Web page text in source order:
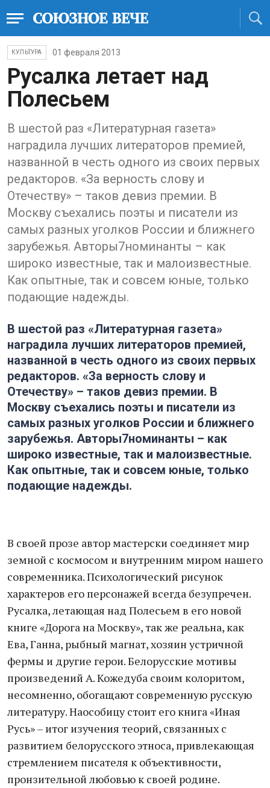
КУЛЬТУРА 01 февраля 2013
Русалка летает над
Полесьем
В шестой раз «Литературная газета»
наградила лучших литераторов премией,
названной в честь одного из своих первых
редакторов. «За верность слову и
Отечеству» – таков девиз премии. В
Москву съехались поэты и писатели из
самых разных уголков России и ближнего
зарубежья. Авторы7номинанты – как
широко известные, так и малоизвестные.
Как опытные, так и совсем юные, только
подающие надежды.
В шестой раз «Литературная газета»
наградила лучших литераторов премией,
названной в честь одного из своих первых
редакторов. «За верность слову и
Отечеству» – таков девиз премии. В
Москву съехались поэты и писатели из
самых разных уголков России и ближнего
зарубежья. Авторы7номинанты – как
широко известные, так и малоизвестные.
Как опытные, так и совсем юные, только
подающие надежды.
В своей прозе автор мастерски соединяет мир
земной с космосом и внутренним миром нашего
современника. Психологический рисунок
характеров его персонажей всегда безупречен.
Русалка, летающая над Полесьем в его новой
книге «Дорога на Москву», так же реальна, как
Ева, Ганна, рыбный магнат, хозяин устричной
фермы и другие герои. Белорусские мотивы
произведений А. Кожедуба своим колоритом,
несомненно, обогащают современную русскую
литературу. Наособицу стоит его книга «Иная
Русь» – итог изучения теорий, связанных с
развитием белорусского этноса, привлекающая
стремлением писателя к объективности,
пронзительной любовью к своей родине.